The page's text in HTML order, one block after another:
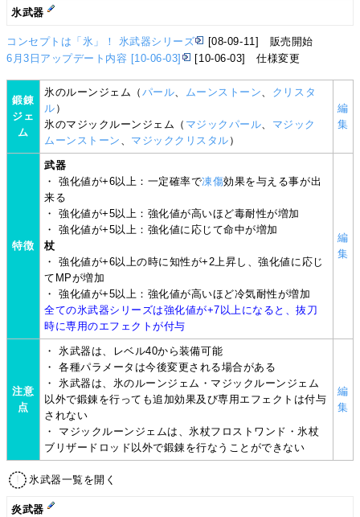
氷武器
コンセプトは「氷」！ 氷武器シリーズ
[08-09-11] 販売開始
6月3日アップデート内容 [10-06-03]
[10-06-03] 仕様変更
鍛錬
ジェ
ム
氷のルーンジェム（ パール ムーンストーン
クリスタ
ル ）
氷のマジックルーンジェム（ マジックパール
マジック
ムーンストーン
マジッククリスタル ）
編
集
特徴
武器
・ 強化値が+6以上：一定確率で凍傷効果を与える事が出
来る
・ 強化値が+5以上：強化値が高いほど毒耐性が増加
・ 強化値が+5以上：強化値に応じて命中が増加
杖
・ 強化値が+6以上の時に知性が+2上昇し、強化値に応じ
てMPが増加
・ 強化値が+5以上：強化値が高いほど冷気耐性が増加
全ての氷武器シリーズは強化値が+7以上になると、抜刀
時に専用のエフェクトが付与
編
集
注意
点
・ 氷武器は、レベル40から装備可能
・ 各種パラメータは今後変更される場合がある
・ 氷武器は、氷のルーンジェム・マジックルーンジェム
以外で鍛錬を行っても追加効果及び専用エフェクトは付与
されない
・ マジックルーンジェムは、氷杖フロストワンド・氷杖
ブリザードロッド以外で鍛錬を行なうことができない
編
集
氷武器一覧を開く
炎武器